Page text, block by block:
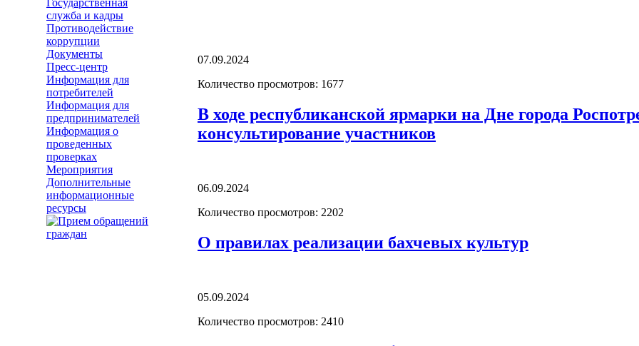
Государственная
служба и кадры
Противодействие
коррупции
Документы
Пресс-центр
Информация для
потребителей
Информация для
предпринимателей
Информация о
проведенных
проверках
Мероприятия
Дополнительные
информационные
ресурсы
07.09.2024
Количество просмотров: 1677
В ходе республиканской ярмарки на Дне города
консультирование участников
06.09.2024
Количество просмотров: 2202
О правилах реализации бахчевых культур
05.09.2024
Количество просмотров: 2410